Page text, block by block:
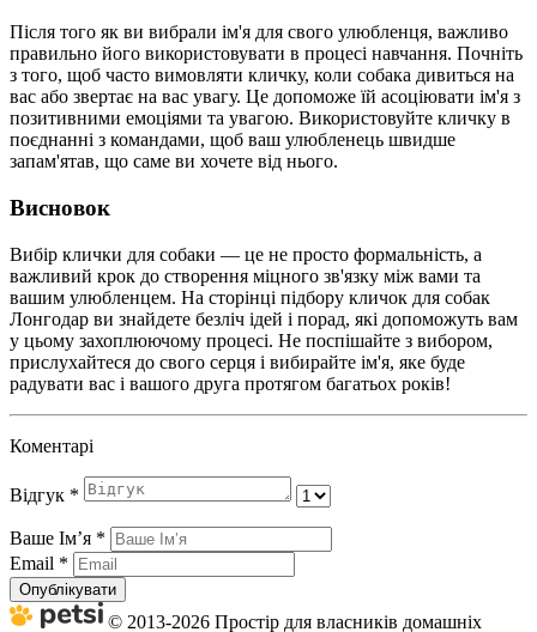
Після того як ви вибрали ім'я для свого улюбленця, важливо
правильно його використовувати в процесі навчання. Почніть
з того, щоб часто вимовляти кличку, коли собака дивиться на
вас або звертає на вас увагу. Це допоможе їй асоціювати ім'я з
позитивними емоціями та увагою. Використовуйте кличку в
поєднанні з командами, щоб ваш улюбленець швидше
запам'ятав, що саме ви хочете від нього.
Висновок
Вибір клички для собаки — це не просто формальність, а
важливий крок до створення міцного зв'язку між вами та
вашим улюбленцем. На сторінці підбору кличок для собак
Лонгодар ви знайдете безліч ідей і порад, які допоможуть вам
у цьому захоплюючому процесі. Не поспішайте з вибором,
прислухайтеся до свого серця і вибирайте ім'я, яке буде
радувати вас і вашого друга протягом багатьох років!
Коментарі
Відгук *
Ваше Імʼя *
Email *
Опублікувати
© 2013-2026 Простір для власників домашніх